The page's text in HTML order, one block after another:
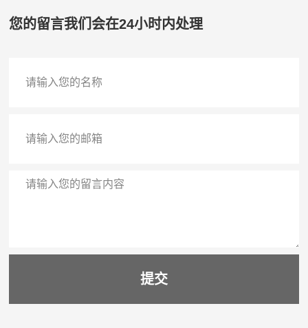
您的留言我们会在24小时内处理
提交